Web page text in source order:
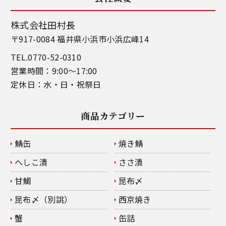
株式会社田村長
〒917-0084 福井県小浜市小浜広峰14
TEL.0770-52-0310
営業時間：9:00～17:00
定休日：水・日・祝祭日
商品カテゴリー
鯖缶
焼き鯖
へしこ漬
ささ漬
甘鯛
昆布〆
昆布〆（別誂）
西京焼き
蟹
缶詰